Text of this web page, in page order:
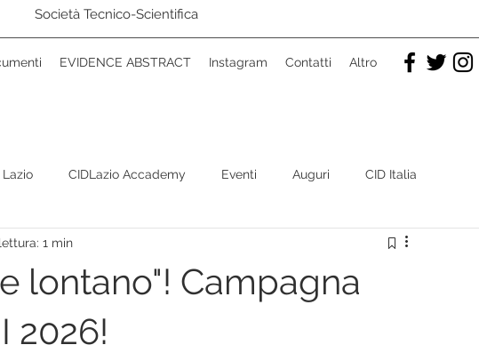
Società Tecnico-Scientifica
EVIDENCE ABSTRACT Instagram Contatti Altro
Lazio CIDLazio Accademy Eventi Auguri CID Italia
ANDprosan convegni
lontano"! Campagna
2026!
1 min